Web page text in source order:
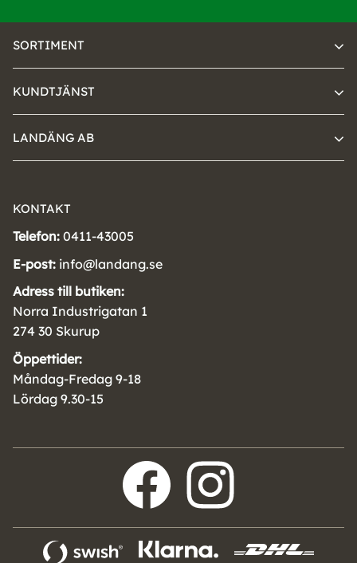
SORTIMENT
KUNDTJÄNST
LANDÄNG AB
KONTAKT
Telefon: 0411-43005
E-post: info@landang.se
Adress till butiken:
Norra Industrigatan 1
274 30 Skurup
Öppettider:
Måndag-Fredag 9-18
Lördag 9.30-15